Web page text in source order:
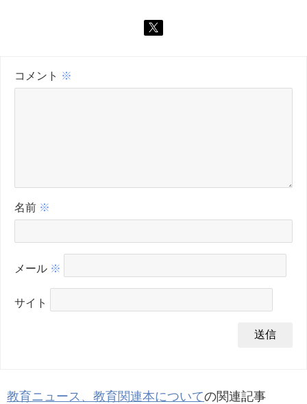
コメント ※
名前 ※
メール ※
サイト
教育ニュース、教育関連本についての関連記事